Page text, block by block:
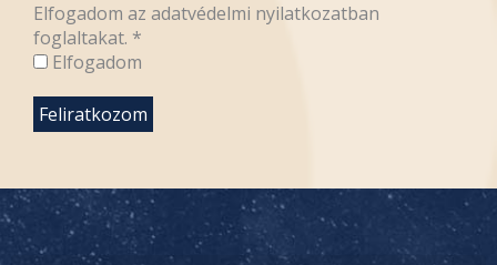
Elfogadom az adatvédelmi nyilatkozatban
foglaltakat. *
Elfogadom